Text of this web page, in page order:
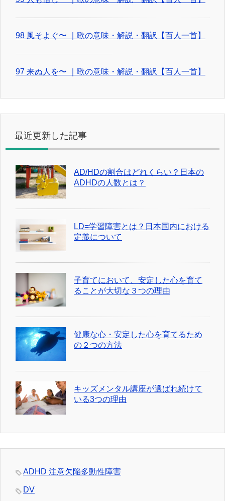
98 風そよぐ〜 ｜歌の意味・解説・翻訳【百人一首】
97 来ぬ人を〜 ｜歌の意味・解説・翻訳【百人一首】
最近更新した記事
AD/HDの割合はどれくらい？日本の
ADHDの人数とは？
LD=学習障害とは？日本国内における
定義について
子育てにおいて、安定した心を育て
ることが大切な３つの理由
健康な心・安定した心を育てるため
の２つの方法
キッズメンタル講座が選ばれ続けて
いる3つの理由
ADHD 注意欠陥多動性障害
DV